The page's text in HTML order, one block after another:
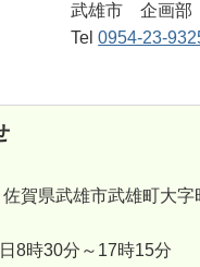
武雄市 企画部
Tel0954-23-
賀県武雄市武雄町大字
8時30分～17時15分